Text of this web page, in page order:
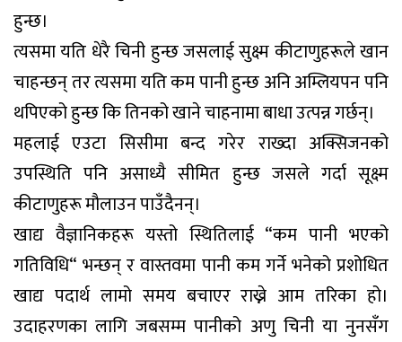
हुन्छ।
त्यसमा यति धेरै चिनी हुन्छ जसलाई सुक्ष्म कीटाणुहरूले खान
चाहन्छन् तर त्यसमा यति कम पानी हुन्छ अनि अम्लियपन पनि
थपिएको हुन्छ कि तिनको खाने चाहनामा बाधा उत्पन्न गर्छन्।
महलाई एउटा सिसीमा बन्द गरेर राख्दा अक्सिजनको
उपस्थिति पनि असाध्यै सीमित हुन्छ जसले गर्दा सूक्ष्म
कीटाणुहरू मौलाउन पाउँदैनन्।
खाद्य वैज्ञानिकहरू यस्तो स्थितिलाई “कम पानी भएको
गतिविधि“ भन्छन् र वास्तवमा पानी कम गर्ने भनेको प्रशोधित
खाद्य पदार्थ लामो समय बचाएर राख्ने आम तरिका हो।
उदाहरणका लागि जबसम्म पानीको अणु चिनी या नुनसँग